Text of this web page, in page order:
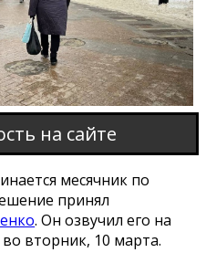
на сайте
месячник по
принял
. Он озвучил его на
вторник, 10 марта.